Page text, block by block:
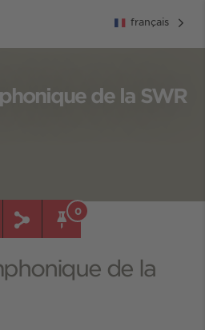
français
de la SWR
0
de la